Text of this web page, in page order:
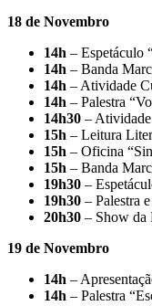
18 de Novembro
14h – Espetáculo
14h – Banda
14h – Atividade
14h – Palestra
14h30 – Atividade
15h – Leitura
15h – Oficina
15h – Banda
19h30 –
19h30 – Palestra
20h30 – Show da
19 de Novembro
14h –
14h – Palestra